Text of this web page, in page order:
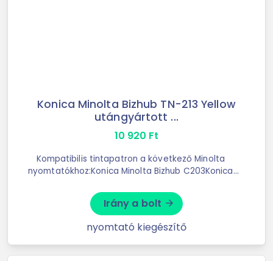
Konica Minolta Bizhub TN-213 Yellow
utángyártott ...
10 920 Ft
Kompatibilis tintapatron a következő Minolta
nyomtatókhoz:Konica Minolta Bizhub C203Konica
Irány a bolt arrow_forward
nyomtató kiegészítő